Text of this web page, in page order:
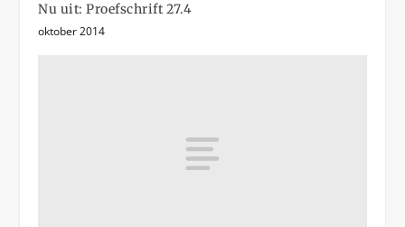
Nu uit: Proefschrift 27.4
oktober 2014